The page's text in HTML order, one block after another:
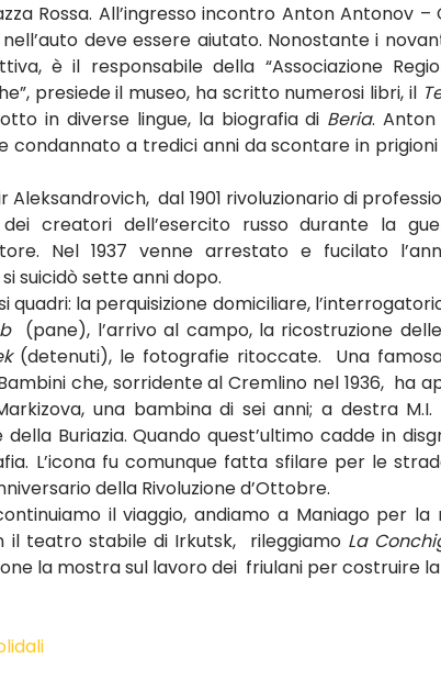
Rossa. All’ingresso incontro Anton Antonov
deve essere aiutato. Nonostante i
è il responsabile della “Associazione
presiede il museo, ha scritto numerosi libri, il
in diverse lingue, la biografia di Beria.
condannato a tredici anni da scontare in prigioni
Aleksandrovich,  dal 1901 rivoluzionario di
creatori dell’esercito russo durante la
Nel 1937 venne arrestato e fucilato
suicidò sette anni dopo.
quadri: la perquisizione domiciliare,
(pane), l’arrivo al campo, la ricostruzione
(detenuti), le fotografie ritoccate.  Una
che, sorridente al Cremlino nel 1936,  ha
una bambina di sei anni; a destra
Buriazia. Quando quest’ultimo cadde in
L’icona fu comunque fatta sfilare per le
della Rivoluzione d’Ottobre.
il viaggio, andiamo a Maniago per la
il teatro stabile di Irkutsk,  rileggiamo La
la mostra sul lavoro dei  friulani per costruire